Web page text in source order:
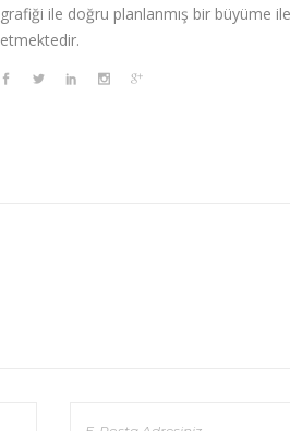
grafiği ile doğru planlanmış bir büyüme
etmektedir.